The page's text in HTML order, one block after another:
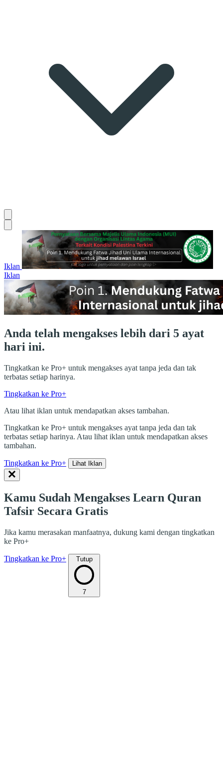
Iklan
Iklan
Anda telah mengakses lebih dari 5 ayat
hari ini.
Tingkatkan ke Pro+ untuk mengakses ayat tanpa jeda dan tak
terbatas setiap harinya.
Tingkatkan ke Pro+
Atau lihat iklan untuk mendapatkan akses tambahan.
Tingkatkan ke Pro+ untuk mengakses ayat tanpa jeda dan tak
terbatas setiap harinya. Atau lihat iklan untuk mendapatkan akses
tambahan.
Tingkatkan ke Pro+ Lihat Iklan
Kamu Sudah Mengakses Learn Quran
Tafsir Secara Gratis
Jika kamu merasakan manfaatnya, dukung kami dengan tingkatkan
ke Pro+
Tingkatkan ke Pro+ Tutup
7